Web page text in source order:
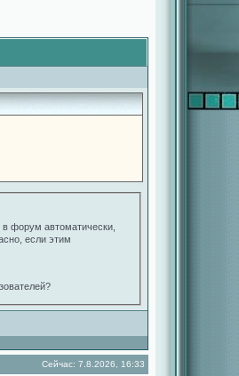
в форум автоматически,
если этим
Сейчас: 7.8.2026, 16:33